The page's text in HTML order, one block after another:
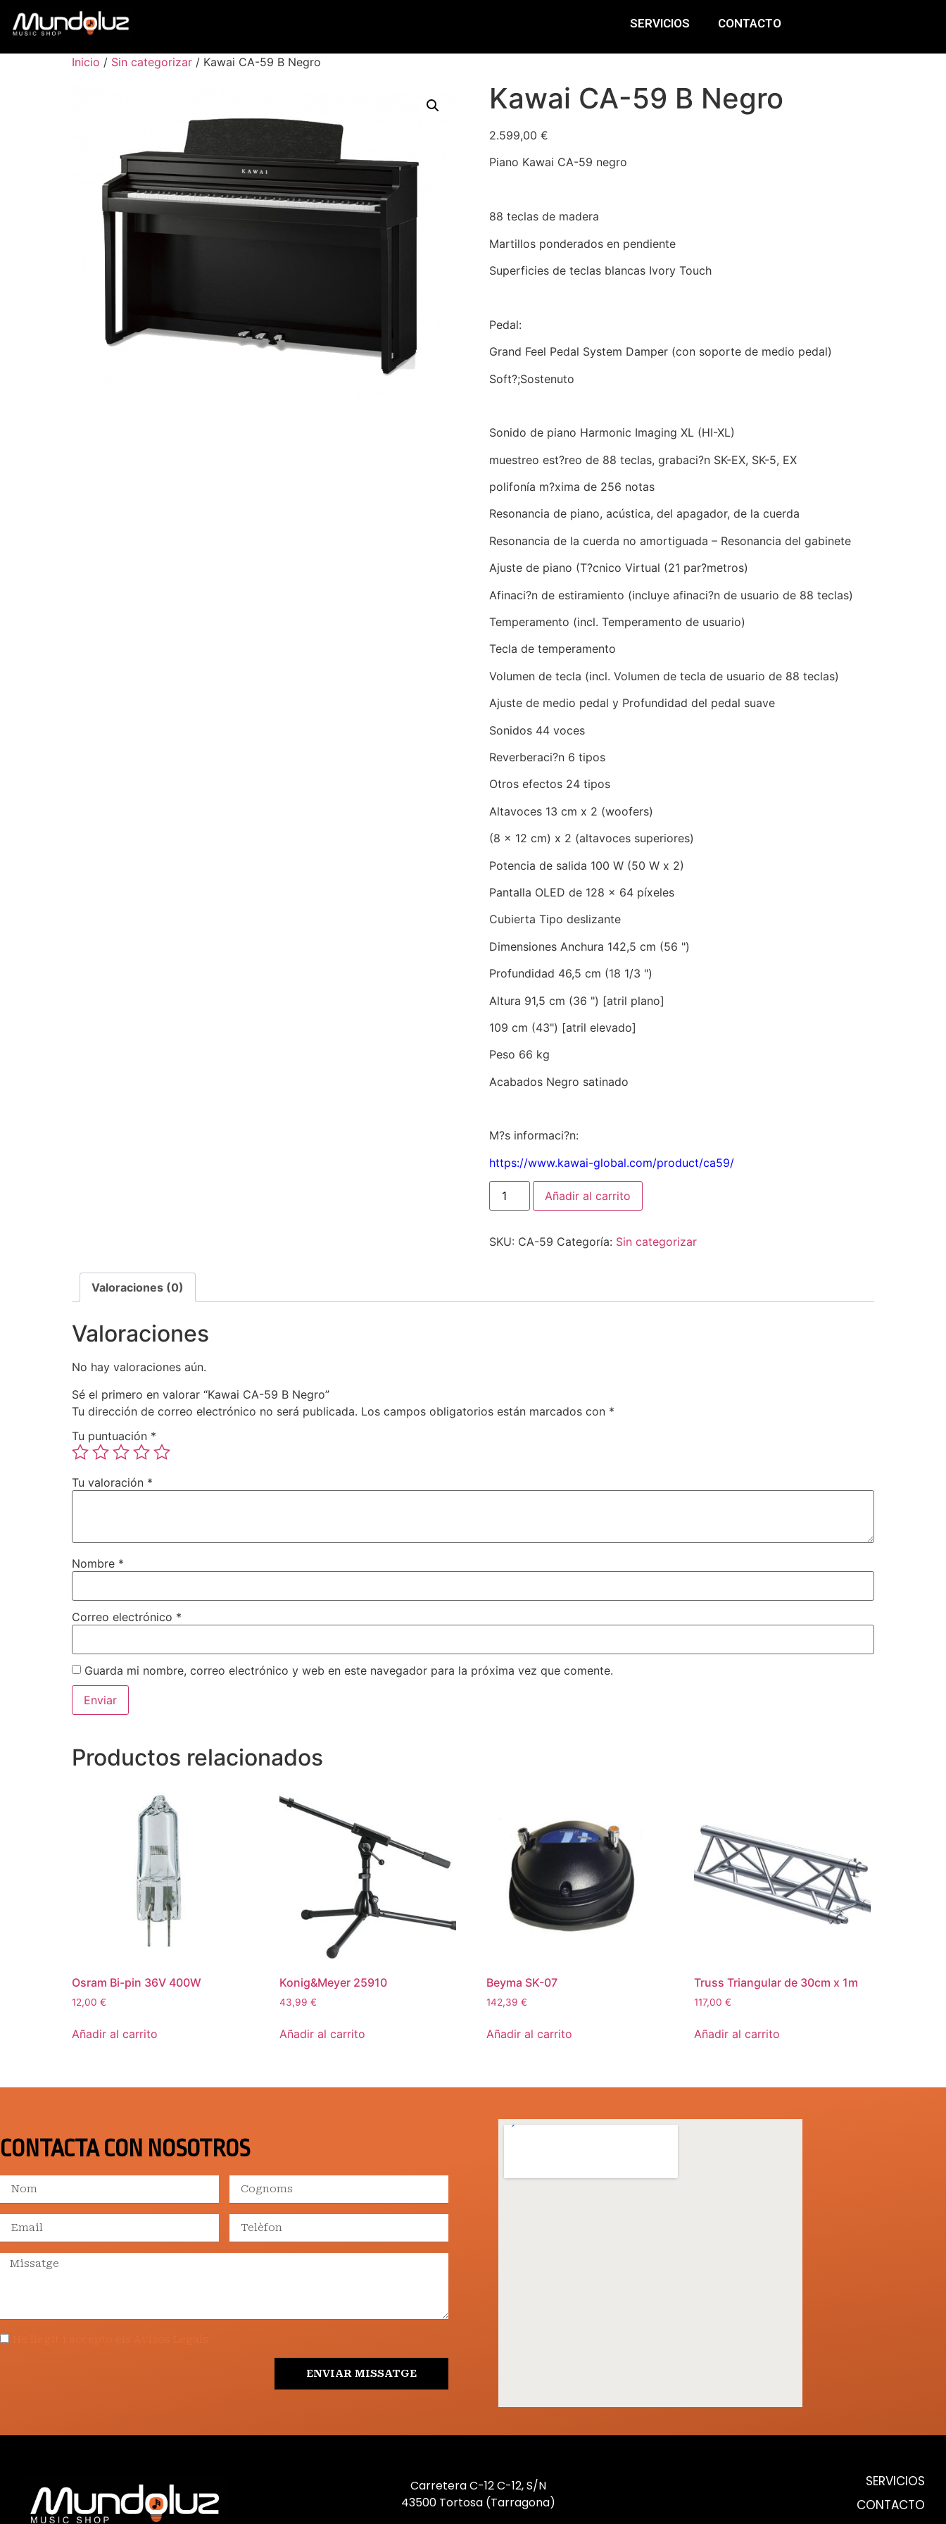
SERVICIOS CONTACTO
Inicio / Sin categorizar / Kawai CA-59 B Negro
Kawai CA-59 B Negro
2.599,00 €
Piano Kawai CA-59 negro
88 teclas de madera
Martillos ponderados en pendiente
Superficies de teclas blancas Ivory Touch
Pedal:
Grand Feel Pedal System Damper (con soporte de medio pedal)
Soft?;Sostenuto
Sonido de piano Harmonic Imaging XL (HI-XL)
muestreo est?reo de 88 teclas, grabaci?n SK-EX, SK-5, EX
polifonía m?xima de 256 notas
Resonancia de piano, acústica, del apagador, de la cuerda
Resonancia de la cuerda no amortiguada – Resonancia del gabinete
Ajuste de piano (T?cnico Virtual (21 par?metros)
Afinaci?n de estiramiento (incluye afinaci?n de usuario de 88 teclas)
Temperamento (incl. Temperamento de usuario)
Tecla de temperamento
Volumen de tecla (incl. Volumen de tecla de usuario de 88 teclas)
Ajuste de medio pedal y Profundidad del pedal suave
Sonidos 44 voces
Reverberaci?n 6 tipos
Otros efectos 24 tipos
Altavoces 13 cm x 2 (woofers)
(8 x 12 cm) x 2 (altavoces superiores)
Potencia de salida 100 W (50 W x 2)
Pantalla OLED de 128 x 64 píxeles
Cubierta Tipo deslizante
Dimensiones Anchura 142,5 cm (56 ")
Profundidad 46,5 cm (18 1/3 ")
Altura 91,5 cm (36 ") [atril plano]
109 cm (43") [atril elevado]
Peso 66 kg
Acabados Negro satinado
M?s informaci?n:
https://www.kawai-global.com/product/ca59/
Añadir al carrito
SKU: CA-59 Categoría: Sin categorizar
Valoraciones (0)
Valoraciones
No hay valoraciones aún.
Sé el primero en valorar “Kawai CA-59 B Negro”
Tu dirección de correo electrónico no será publicada. Los campos obligatorios están marcados con *
Tu puntuación *
Tu valoración *
Nombre *
Correo electrónico *
Guarda mi nombre, correo electrónico y web en este navegador para la próxima vez que comente.
Productos relacionados
Osram Bi-pin 36V 400W
12,00 €
Añadir al carrito
Konig&Meyer 25910
43,99 €
Añadir al carrito
Beyma SK-07
142,39€
Añadir al carrito
Truss Triangular de 30cm x 1m
117,00€
Añadir al carrito
CONTACTA CON NOSOTROS
ENVIAR MISSATGE
Carretera C-12 C-12, S/N
43500 Tortosa (Tarragona)
SERVICIOS
CONTACTO